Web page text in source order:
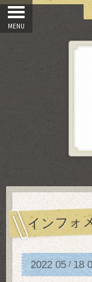
インフォ
2022 05/18